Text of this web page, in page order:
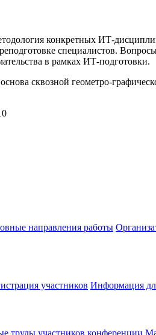
конкретных ИТ-
специалистов.
в рамках ИТ-подготовки.
сквозной геометро-
направления работы
участников Информация
труды участников конференции